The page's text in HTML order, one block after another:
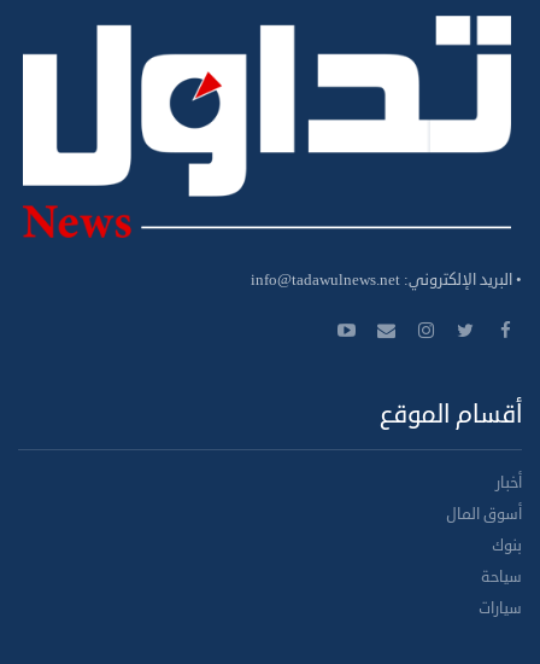
• البريد الإلكتروني: info@tadawulnews.net
أقسام الموقع
أخبار
أسوق المال
بنوك
سياحة
سيارات